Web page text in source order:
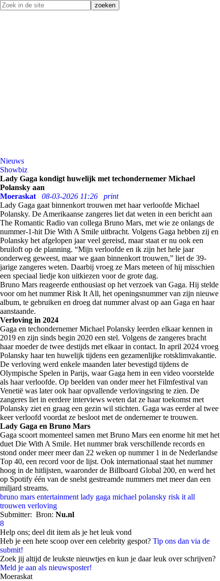
Nieuws
Showbiz
Lady Gaga kondigt huwelijk met techondernemer Michael
Polansky aan
Moeraskat
08-03-2026 11:26
print
Lady Gaga gaat binnenkort trouwen met haar verloofde Michael
Polansky. De Amerikaanse zangeres liet dat weten in een bericht aan
The Romantic Radio van collega Bruno Mars, met wie ze onlangs de
nummer-1-hit Die With A Smile uitbracht. Volgens Gaga hebben zij en
Polansky het afgelopen jaar veel gereisd, maar staat er nu ook een
bruiloft op de planning. “Mijn verloofde en ik zijn het hele jaar
onderweg geweest, maar we gaan binnenkort trouwen,” liet de 39-
jarige zangeres weten. Daarbij vroeg ze Mars meteen of hij misschien
een speciaal liedje kon uitkiezen voor de grote dag.
Bruno Mars reageerde enthousiast op het verzoek van Gaga. Hij stelde
voor om het nummer Risk It All, het openingsnummer van zijn nieuwe
album, te gebruiken en droeg dat nummer alvast op aan Gaga en haar
aanstaande.
Verloving in 2024
Gaga en techondernemer Michael Polansky leerden elkaar kennen in
2019 en zijn sinds begin 2020 een stel. Volgens de zangeres bracht
haar moeder de twee destijds met elkaar in contact. In april 2024 vroeg
Polansky haar ten huwelijk tijdens een gezamenlijke rotsklimvakantie.
De verloving werd enkele maanden later bevestigd tijdens de
Olympische Spelen in Parijs, waar Gaga hem in een video voorstelde
als haar verloofde. Op beelden van onder meer het Filmfestival van
Venetië was later ook haar opvallende verlovingsring te zien. De
zangeres liet in eerdere interviews weten dat ze haar toekomst met
Polansky ziet en graag een gezin wil stichten. Gaga was eerder al twee
keer verloofd voordat ze besloot met de ondernemer te trouwen.
Lady Gaga en Bruno Mars
Gaga scoort momenteel samen met Bruno Mars een enorme hit met het
duet Die With A Smile. Het nummer brak verschillende records en
stond onder meer meer dan 22 weken op nummer 1 in de Nederlandse
Top 40, een record voor de lijst. Ook internationaal staat het nummer
hoog in de hitlijsten, waaronder de Billboard Global 200, en werd het
op Spotify één van de snelst gestreamde nummers met meer dan een
miljard streams.
bruno mars entertainment lady gaga michael polansky risk it all
trouwen verloving
Submitter: Bron: Nu.nl
8
Help ons; deel dit item als je het leuk vond
Heb je een hete scoop over een celebrity gespot? Tip ons dan via de
submit!
Zoek jij altijd de leukste nieuwtjes en kun je daar leuk over schrijven?
Meld je aan als nieuwsposter!
Moeraskat